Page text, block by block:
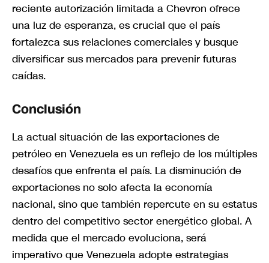
reciente autorización limitada a Chevron ofrece
una luz de esperanza, es crucial que el país
fortalezca sus relaciones comerciales y busque
diversificar sus mercados para prevenir futuras
caídas.
Conclusión
La actual situación de las exportaciones de
petróleo en Venezuela es un reflejo de los múltiples
desafíos que enfrenta el país. La disminución de
exportaciones no solo afecta la economía
nacional, sino que también repercute en su estatus
dentro del competitivo sector energético global. A
medida que el mercado evoluciona, será
imperativo que Venezuela adopte estrategias